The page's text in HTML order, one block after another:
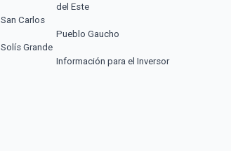
San Carlos
Solís Grande
del Este
Pueblo Gaucho
Información para el Inversor